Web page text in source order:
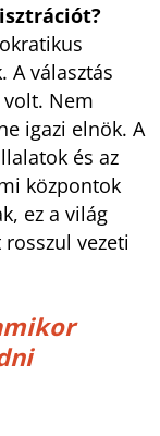
A választás
volt. Nem
igazi elnök. A
és az
központok
ez a világ
vezeti